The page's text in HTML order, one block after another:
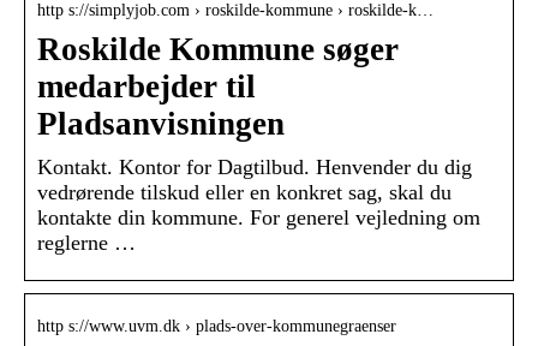
http s://simplyjob.com › roskilde-kommune › roskilde-k…
Roskilde Kommune søger
medarbejder til
Pladsanvisningen
Kontakt. Kontor for Dagtilbud. Henvender du dig
vedrørende tilskud eller en konkret sag, skal du
kontakte din kommune. For generel vejledning om
reglerne …
http s://www.uvm.dk › plads-over-kommunegraenser